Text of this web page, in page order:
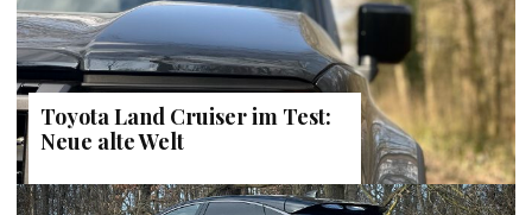
Toyota Land Cruiser im Test:
Neue alte Welt